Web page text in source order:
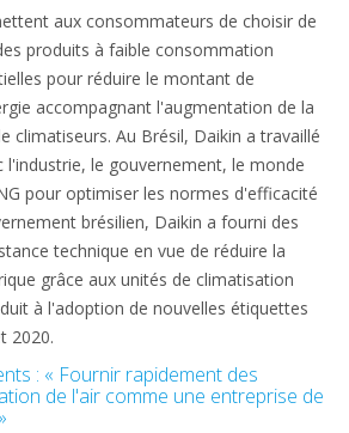
aux consommateurs de choisir de
produits à faible consommation
pour réduire le montant de
accompagnant l'augmentation de la
climatiseurs. Au Brésil, Daikin a travaillé
l'industrie, le gouvernement, le monde
pour optimiser les normes d'efficacité
brésilien, Daikin a fourni des
technique en vue de réduire la
grâce aux unités de climatisation
à l'adoption de nouvelles étiquettes
2020.
: « Fournir rapidement des
de l'air comme une entreprise de